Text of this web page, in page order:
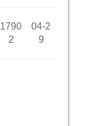
1790
2
04-2
9